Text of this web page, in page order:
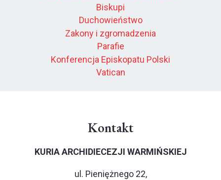
Biskupi
Duchowieństwo
Zakony i zgromadzenia
Parafie
Konferencja Episkopatu Polski
Vatican
Kontakt
KURIA ARCHIDIECEZJI WARMIŃSKIEJ
ul. Pieniężnego 22,